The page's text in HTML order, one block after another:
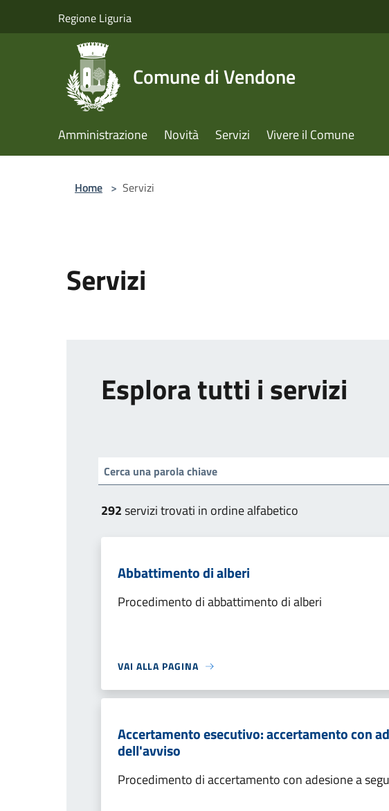
Regione Liguria
Comune di Vendone
Amministrazione Novità Servizi Vivere il Comune
Home > Servizi
Servizi
Esplora tutti i servizi
292servizi trovati in ordine alfabetico
Abbattimento di alberi
Procedimento di abbattimento di alberi
VAI ALLA PAGINA
Accertamento esecutivo: accertamento con
dell'avviso
Procedimento di accertamento con adesione a